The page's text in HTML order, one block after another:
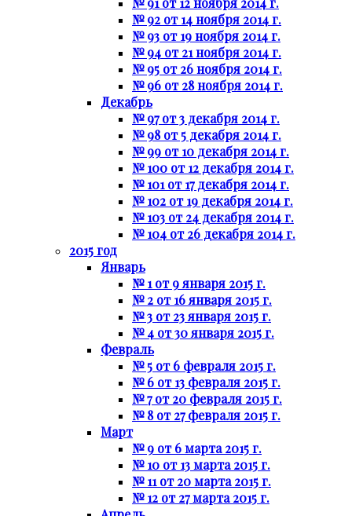
№ 92 от 14 ноября 2014 г.
№ 93 от 19 ноября 2014 г.
№ 94 от 21 ноября 2014 г.
№ 95 от 26 ноября 2014 г.
№ 96 от 28 ноября 2014 г.
Декабрь
№ 97 от 3 декабря 2014 г.
№ 98 от 5 декабря 2014 г.
№ 99 от 10 декабря 2014 г.
№ 100 от 12 декабря 2014 г.
№ 101 от 17 декабря 2014 г.
№ 102 от 19 декабря 2014 г.
№ 103 от 24 декабря 2014 г.
№ 104 от 26 декабря 2014 г.
2015 год
Январь
№ 1 от 9 января 2015 г.
№ 2 от 16 января 2015 г.
№ 3 от 23 января 2015 г.
№ 4 от 30 января 2015 г.
Февраль
№ 5 от 6 февраля 2015 г.
№ 6 от 13 февраля 2015 г.
№ 7 от 20 февраля 2015 г.
№ 8 от 27 февраля 2015 г.
Март
№ 9 от 6 марта 2015 г.
№ 10 от 13 марта 2015 г.
№ 11 от 20 марта 2015 г.
№ 12 от 27 марта 2015 г.